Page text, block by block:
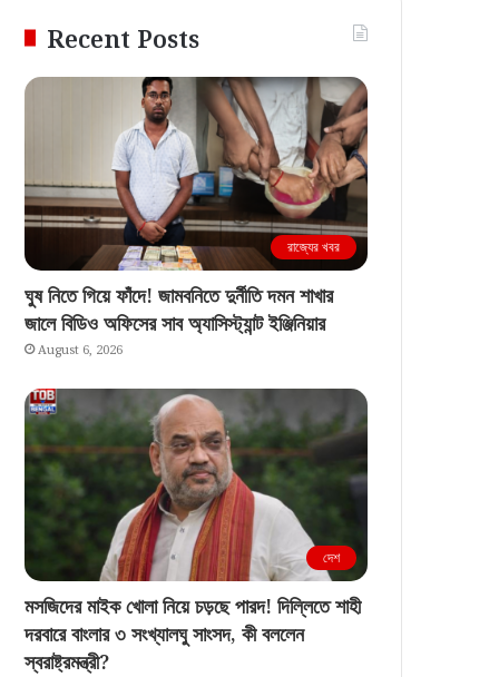
Recent Posts
রাজ্যের খবর
ঘুষ নিতে গিয়ে ফাঁদে! জামবনিতে দুর্নীতি দমন শাখার
জালে বিডিও অফিসের সাব অ্যাসিস্ট্যান্ট ইঞ্জিনিয়ার
August 6, 2026
দেশ
মসজিদের মাইক খোলা নিয়ে চড়ছে পারদ! দিল্লিতে শাহী
দরবারে বাংলার ৩ সংখ্যালঘু সাংসদ, কী বললেন
স্বরাষ্ট্রমন্ত্রী?